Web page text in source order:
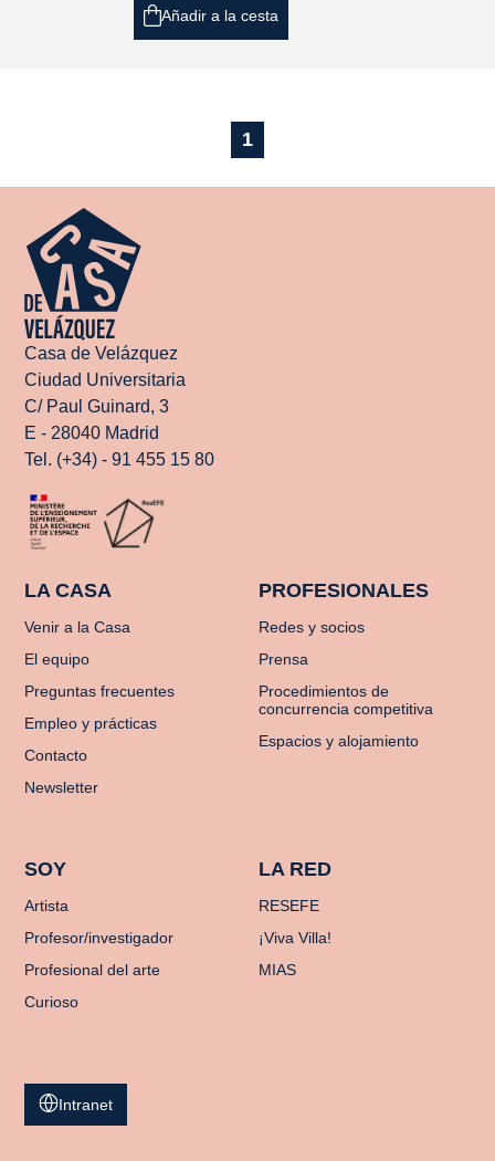
Añadir a la cesta
1
Casa de Velázquez
Ciudad Universitaria
C/ Paul Guinard, 3
E - 28040 Madrid
Tel. (+34) - 91 455 15 80
LA CASA
Venir a la Casa
El equipo
Preguntas frecuentes
Empleo y prácticas
Contacto
Newsletter
PROFESIONALES
Redes y socios
Prensa
Procedimientos de
concurrencia competitiva
Espacios y alojamiento
SOY
Artista
Profesor/investigador
Profesional del arte
Curioso
LA RED
RESEFE
¡Viva Villa!
MIAS
Intranet